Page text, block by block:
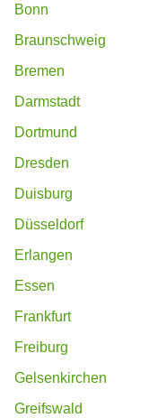
Bonn
Braunschweig
Bremen
Darmstadt
Dortmund
Dresden
Duisburg
Düsseldorf
Erlangen
Essen
Frankfurt
Freiburg
Gelsenkirchen
Greifswald